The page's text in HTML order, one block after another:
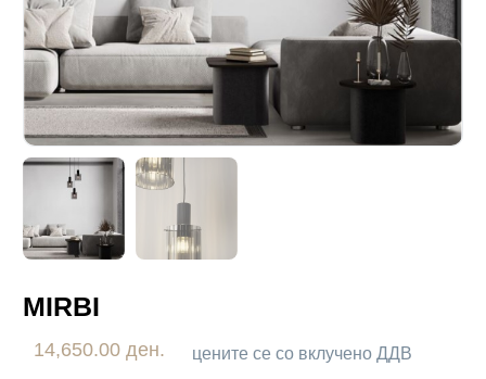
MIRBI
14,650.00 ден. цените се со вклучено ДДВ